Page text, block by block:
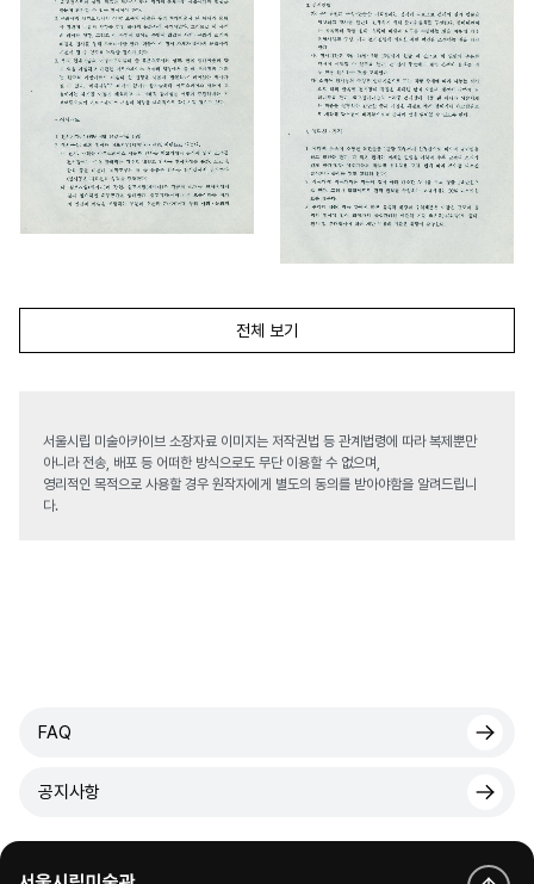
전체 보기
서울시립 미술아카이브 소장자료 이미지는 저작권법 등 관계법령에 따라 복제뿐만
아니라 전송, 배포 등 어떠한 방식으로도 무단 이용할 수 없으며,
영리적인 목적으로 사용할 경우 원작자에게 별도의 동의를 받아야함을 알려드립니
다.
FAQ
공지사항